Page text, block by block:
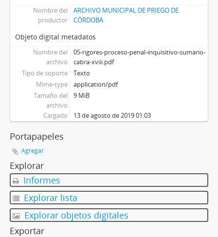
Nombre del
productor
ARCHIVO MUNICIPAL DE PRIEGO DE
CÓRDOBA
Objeto digital metadatos
Nombre del
archivo
05-rigores-proceso-penal-inquisitivo-sumario-
cabra-xviii.pdf
Tipo de soporte
Texto
Mime-type
application/pdf
Tamaño del
archivo
9 MiB
Cargado 13 de agosto de 2019 01:03
Portapapeles
Agregar
Explorar
Informes
Explorar lista
Explorar objetos digitales
Exportar